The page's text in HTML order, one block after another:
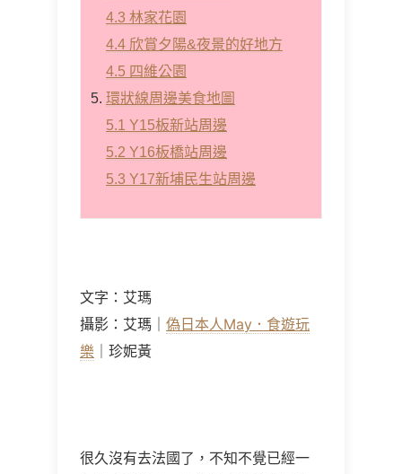
4.3 林家花園
4.4 欣賞夕陽&夜景的好地方
4.5 四維公園
環狀線周邊美食地圖
5.1 Y15板新站周邊
5.2 Y16板橋站周邊
5.3 Y17新埔民生站周邊
文字：艾瑪
攝影：艾瑪｜ 偽日本人May．食遊玩
樂 ｜珍妮黃
很久沒有去法國了，不知不覺已經一